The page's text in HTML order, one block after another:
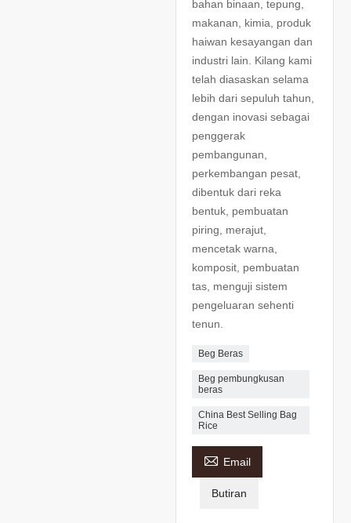
bahan binaan, tepung,
makanan, kimia, produk
haiwan kesayangan dan
industri lain. Kilang kami
telah diasaskan selama
lebih dari sepuluh tahun,
dengan inovasi sebagai
penggerak
pembangunan,
perkembangan pesat,
dibentuk dari reka
bentuk, pembuatan
piring, merajut,
mencetak warna,
komposit, pembuatan
tas, menguji sistem
pengeluaran sehenti
tenun.
Beg Beras
Beg pembungkusan
beras
China Best Selling Bag
Rice
 Email
Butiran